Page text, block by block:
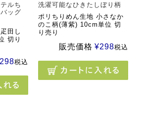
ルち
ッグ
田し
切り
298税込
洗濯可能なひきたしぼり柄
ポリちりめん生地 小さなか
のこ柄(薄紫) 10cm単位 切
り売り
販売価格 ¥298税込